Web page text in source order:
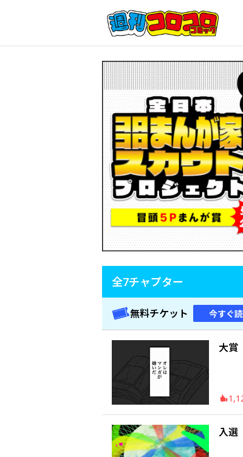
全7チャプター
無料チケット 今すぐ
大賞
入選